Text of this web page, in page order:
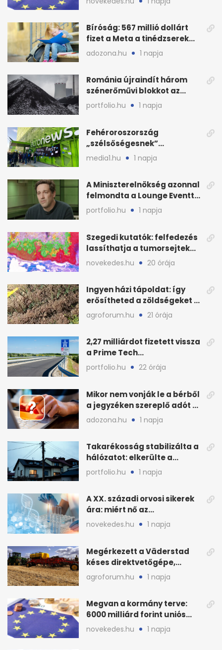
Bíróság: 567 millió dollárt
fizet a Meta a tinédzserek
védelmére
adozona.hu 1 napja
Románia újraindít három
szénerőművi blokkot az
áramellátás stabilizálására
portfolio.hu 1 napja
Fehéroroszország
„szélsőségesnek”
minősítette az Euronews
media1.hu 1 napja
A Miniszterelnökség azonnal
felmondta a Lounge Eventtel
kötött szerződést
portfolio.hu 1 napja
Szegedi kutatók: felfedezés
lassíthatja a tumorsejtek
terjedését
novekedes.hu 20 órája
Ingyen házi tápoldat: így
erősítheted a zöldségeket a
hőhullám után
agroforum.hu 21 órája
2,27 milliárdot fizetett vissza
a Prime Tech
Magántőkealap az
államnak
portfolio.hu 22 órája
Mikor nem vonják le a bérből
a jegyzéken szereplő adót és
járulékot?
adozona.hu 1 napja
Takarékosság stabilizálta a
hálózatot: elkerülte a
sötétséget Magyarország
portfolio.hu 1 napja
A XX. századi orvosi sikerek
ára: miért nő az
egészségügy súlya?
novekedes.hu 1 napja
Megérkezett a Väderstad
késes direktvetőgépe,
bemutatón is látható
agroforum.hu 1 napja
Megvan a kormány terve:
6000 milliárd forint uniós
pénz sorsa
novekedes.hu 1 napja